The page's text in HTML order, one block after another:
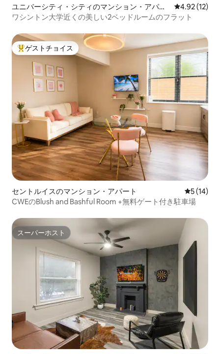
ユニバーシティ・シティのマンション・アパー
ト
レビュー12
4.92 (12)
ワシントン大学近くの美しい2ベッドルームのフラット
大好評のゲストチョイスです。
ゲストチョイス
セントルイスのマンション・アパート レビュー
5 (14)
CWEのBlush and Bashful Room +無料ゲート付き駐車場
スーパーホスト
スーパーホスト